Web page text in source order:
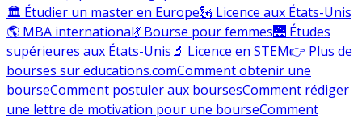
🏛 Étudier un master en Europe🗽 Licence aux États-Unis
🌎 MBA international💃 Bourse pour femmes🌉 Études
supérieures aux États-Unis🔬 Licence en STEM👉 Plus de
bourses sur educations.comComment obtenir une
bourseComment postuler aux boursesComment rédiger
une lettre de motivation pour une bourseComment